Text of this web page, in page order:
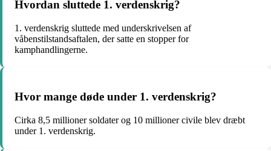
Hvordan sluttede 1. verdenskrig?
1. verdenskrig sluttede med underskrivelsen af ​​
våbenstilstandsaftalen, der satte en stopper for
kamphandlingerne.
Hvor mange døde under 1. verdenskrig?
Cirka 8,5 millioner soldater og 10 millioner civile blev dræbt
under 1. verdenskrig.